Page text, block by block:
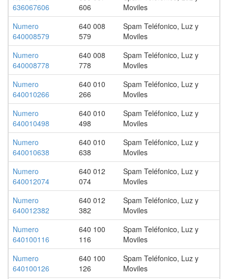
636067606
606
Moviles
Numero
640008579
640 008
579
Spam Teléfonico, Luz y
Moviles
Numero
640008778
640 008
778
Spam Teléfonico, Luz y
Moviles
Numero
640010266
640 010
266
Spam Teléfonico, Luz y
Moviles
Numero
640010498
640 010
498
Spam Teléfonico, Luz y
Moviles
Numero
640010638
640 010
638
Spam Teléfonico, Luz y
Moviles
Numero
640012074
640 012
074
Spam Teléfonico, Luz y
Moviles
Numero
640012382
640 012
382
Spam Teléfonico, Luz y
Moviles
Numero
640100116
640 100
116
Spam Teléfonico, Luz y
Moviles
Numero
640100126
640 100
126
Spam Teléfonico, Luz y
Moviles